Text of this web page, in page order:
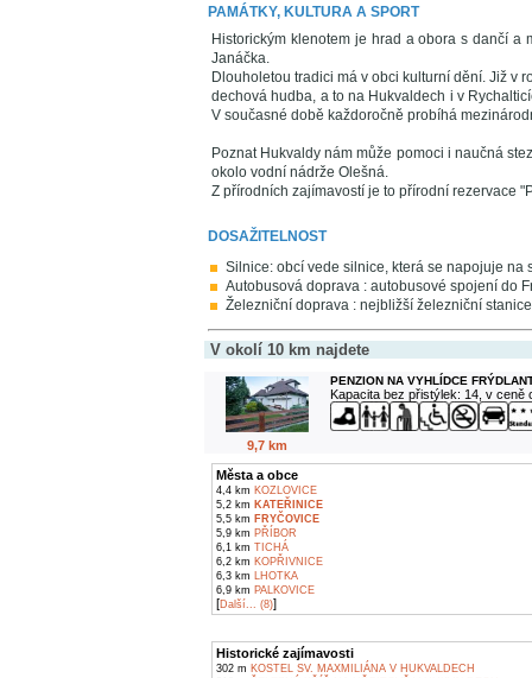
PAMÁTKY, KULTURA A SPORT
Historickým klenotem je hrad a obora s dančí a
Janáčka.
Dlouholetou tradici má v obci kulturní dění. Již v
dechová hudba, a to na Hukvaldech i v
V současné době každoročně probíhá
Poznat Hukvaldy nám může pomoci i naučná
okolo vodní nádrže Olešná.
Z přírodních zajímavostí je to přírodní rezervace
DOSAŽITELNOST
Silnice: obcí vede silnice, která se napojuje na
Autobusová doprava : autobusové spojení do
Železniční doprava : nejbližší železniční
V okolí 10 km najdete
9,7 km
PENZION NA VYHLÍDCE
Kapacita bez přistýlek: 14, v ceně
Města a obce
4,4 km KOZLOVICE
5,2 km KATEŘINICE
5,5 km FRYČOVICE
5,9 km PŘÍBOR
6,1 km TICHÁ
6,2 km KOPŘIVNICE
6,3 km LHOTKA
6,9 km PALKOVICE
[Další... (8)]
Historické zajímavosti
302 m KOSTEL SV. MAXMILIÁNA V HUKVALDECH